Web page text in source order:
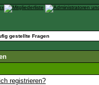
gestellte Fragen
registrieren?